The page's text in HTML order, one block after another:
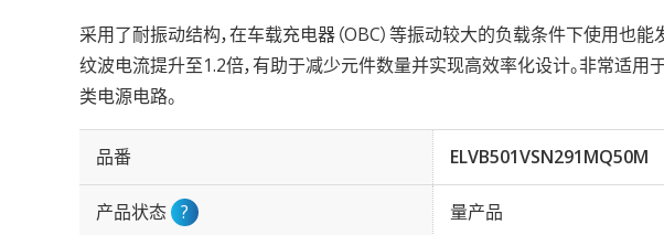
采用了耐振动结构，在车载充电器（OBC）等振动较大的负载条件下使用也
纹波电流提升至1.2倍，有助于减少元件数量并实现高效率化设计。非常适
类电源电路。
品番 ELVB501VSN291MQ50M
产品状态 ? 量产品